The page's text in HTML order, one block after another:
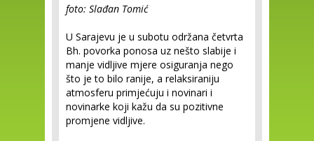
foto: Slađan Tomić
U Sarajevu je u subotu održana četvrta
Bh. povorka ponosa uz nešto slabije i
manje vidljive mjere osiguranja nego
što je to bilo ranije, a relaksiraniju
atmosferu primjećuju i novinari i
novinarke koji kažu da su pozitivne
promjene vidljive.